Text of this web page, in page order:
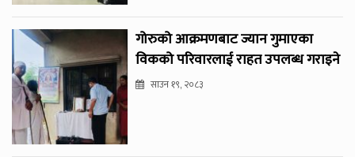
गोरुको आक्रमणबाट ज्यान गुमाएका
विकको परिवारलाई राहत उपलब्ध गराइने
साउन १९, २०८३